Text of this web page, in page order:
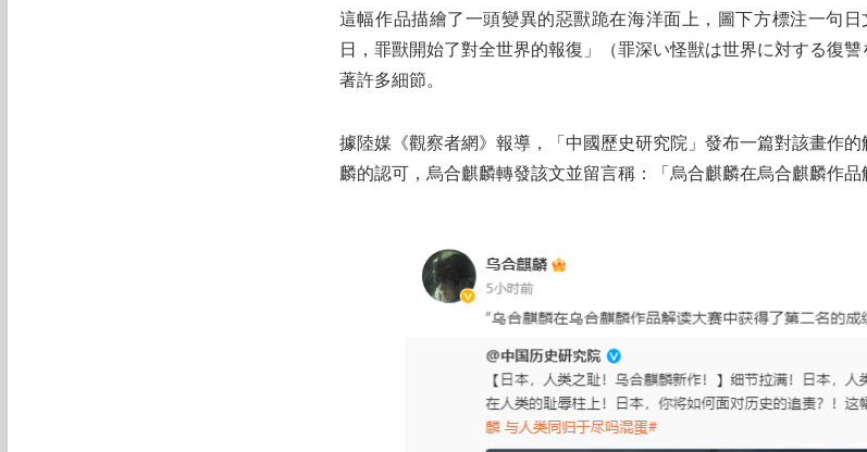
這幅作品描繪了一頭變異的惡獸跪在海洋面上，圖下方標注一句日
日，罪獸開始了對全世界的報復」（罪深い怪獣は世界に対する復
著許多細節。
據陸媒《觀察者網》報導，「中國歷史研究院」發布一篇對該畫作
麟的認可，烏合麒麟轉發該文並留言稱：「烏合麒麟在烏合麒麟作品